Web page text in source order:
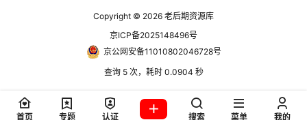
Copyright © 2026 老后期资源库
京ICP备2025148496号
京公网安备11010802046728号
查询 5 次，耗时 0.0904 秒
首页 专题 认证 搜索 菜单 我的